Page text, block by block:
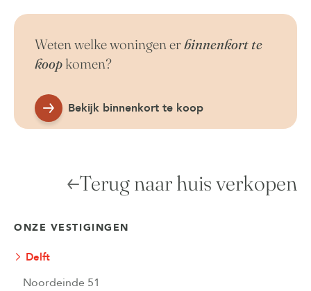
Weten welke woningen erbinnenkort te
koopkomen?
Bekijk binnenkort te koop
Terug naar huis verkopen
ONZE VESTIGINGEN
Delft
Noordeinde 51